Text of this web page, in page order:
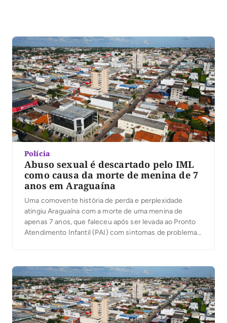
Polícia
Abuso sexual é descartado pelo IML
como causa da morte de menina de 7
anos em Araguaína
Uma comovente história de perda e perplexidade
atingiu Araguaína com a morte de uma menina de
apenas 7 anos, que faleceu após ser levada ao Pronto
Atendimento Infantil (PAI) com sintomas de problemas
médica detectar uma possível lesão na […]